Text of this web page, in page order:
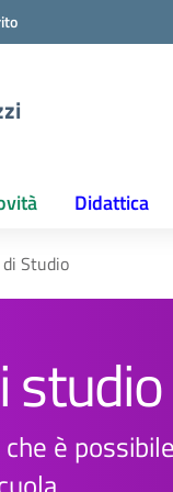
Didattica
Studio
studio
è